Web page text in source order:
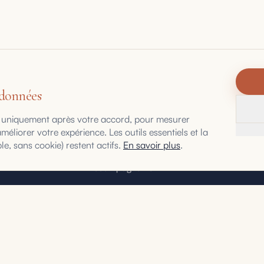
Accueil
Le Point Stratégique
Accompagnement
après votre accord, pour mesurer
votre expérience. Les outils essentiels et la
sans cookie) restent actifs. En savoir plus.